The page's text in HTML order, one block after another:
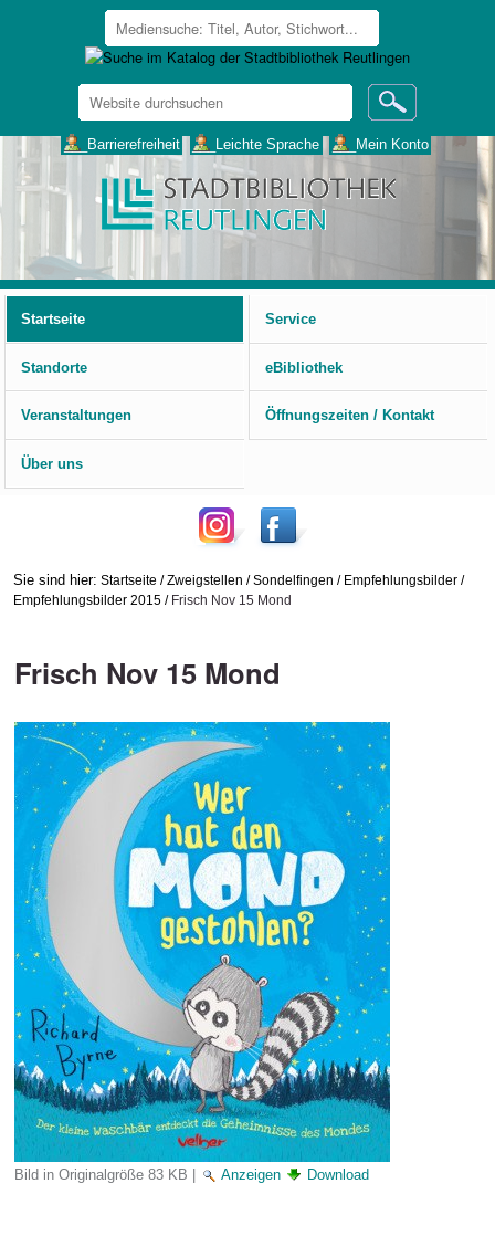
Website
durchsuchen
___Barrierefreiheit ___Leichte Sprache ___Mein Konto
Startseite
Service
Standorte eBibliothek
Veranstaltungen Öffnungszeiten / Kontakt
Über uns
Sie sind hier: Startseite /Zweigstellen /Sondelfingen / Empfehlungsbilder /
Empfehlungsbilder 2015 / Frisch Nov 15 Mond
Frisch Nov 15 Mond
Bild in Originalgröße 83 KB | Anzeigen Download